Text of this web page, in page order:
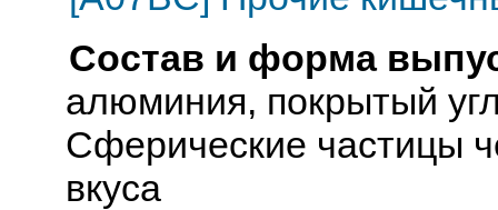
Состав и форма
алюминия, покрытый
Сферические частицы
вкуса